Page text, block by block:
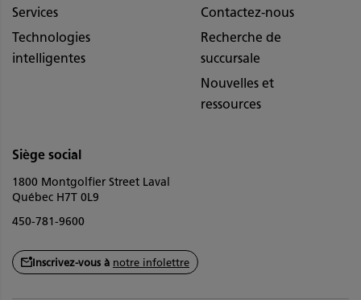
Services
Technologies
intelligentes
Contactez-nous
Recherche de
succursale
Nouvelles et
ressources
Siège social
1800 Montgolfier Street Laval
Québec H7T 0L9
450-781-9600
Inscrivez-vous à notre infolettre